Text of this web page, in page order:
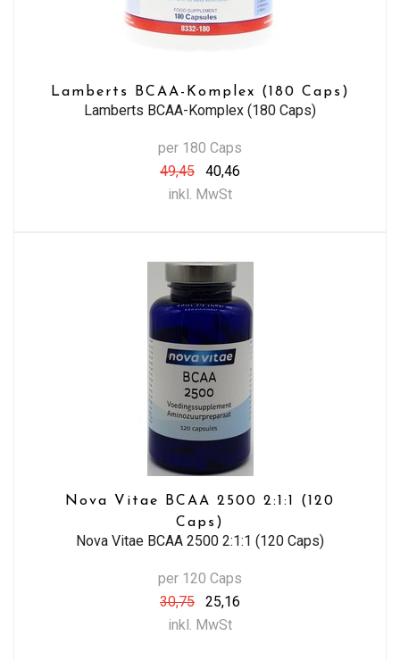
Lamberts BCAA-Komplex (180 Caps)
Lamberts BCAA-Komplex (180 Caps)
per 180 Caps
49,45
40,46
inkl. MwSt
Nova Vitae BCAA 2500 2:1:1 (120
Caps)
Nova Vitae BCAA 2500 2:1:1 (120 Caps)
per 120 Caps
30,75
25,16
inkl. MwSt